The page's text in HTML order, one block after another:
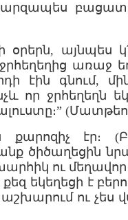
օրերն, այնպես
առաջ
էին գնում,
որ ջրհեղեղն
քարոզիչ էր։
ծիծաղեցին
ու մեղավոր
քեզ եկեղեցի է
ու չես